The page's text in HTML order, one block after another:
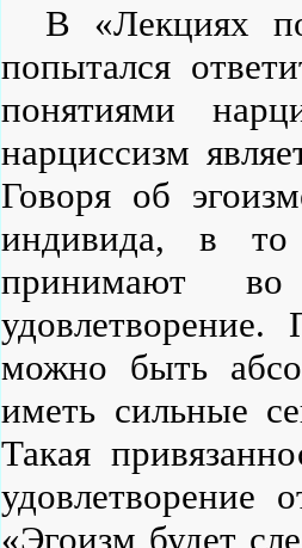
В «Лекциях
попытался
понятиями
нарциссизм
Говоря об
индивида, в то
принимают
можно быть
иметь сильные
Такая
удовлетворение
«Эгоизм будет